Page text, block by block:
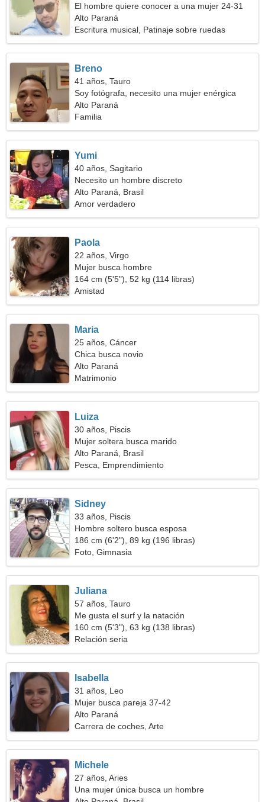
El hombre quiere conocer a una mujer 24-31
Alto Paraná
Escritura musical, Patinaje sobre ruedas
Breno
41 años, Tauro
Soy fotógrafa, necesito una mujer enérgica
Alto Paraná
Familia
Yumi
40 años, Sagitario
Necesito un hombre discreto
Alto Paraná, Brasil
Amor verdadero
Paola
22 años, Virgo
Mujer busca hombre
164 cm (5'5"), 52 kg (114 libras)
Amistad
Maria
25 años, Cáncer
Chica busca novio
Alto Paraná
Matrimonio
Luiza
30 años, Piscis
Mujer soltera busca marido
Alto Paraná, Brasil
Pesca, Emprendimiento
Sidney
33 años, Piscis
Hombre soltero busca esposa
186 cm (6'2"), 89 kg (196 libras)
Foto, Gimnasia
Juliana
57 años, Tauro
Me gusta el surf y la natación
160 cm (5'3"), 63 kg (138 libras)
Relación seria
Isabella
31 años, Leo
Mujer busca pareja 37-42
Alto Paraná
Carrera de coches, Arte
Michele
27 años, Aries
Una mujer única busca un hombre